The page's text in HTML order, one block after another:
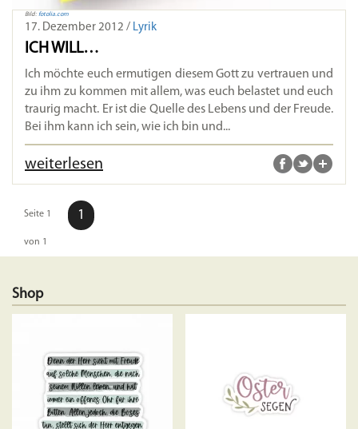
Bild: fotolia.com
17. Dezember 2012 / Lyrik
ICH WILL…
Ich möchte euch ermutigen diesem Gott zu vertrauen und
zu ihm zu kommen mit allem, was euch belastet und euch
traurig macht. Er ist die Quelle des Lebens und der Freude.
Bei ihm kann ich sein, wie ich bin und...
weiterlesen
Seite 1
von 1
1
Shop